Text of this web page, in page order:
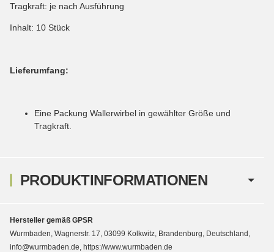
PRODUKTINFORMATIONEN
Tragkraft: je nach Ausführung
Inhalt: 10 Stück
Lieferumfang:
Eine Packung Wallerwirbel in gewählter Größe und
Tragkraft.
Hersteller gemäß GPSR
Wurmbaden, Wagnerstr. 17, 03099 Kolkwitz, Brandenburg, Deutschland,
info@wurmbaden.de, https://www.wurmbaden.de